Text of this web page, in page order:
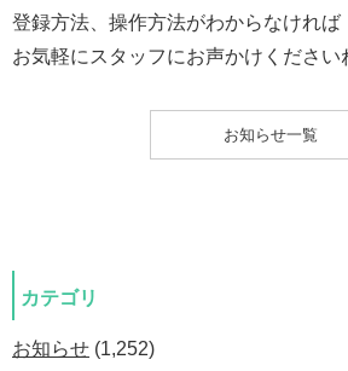
登録方法、操作方法がわからなければ
お気軽にスタッフにお声かけください
お知らせ一覧
カテゴリ
お知らせ (1,252)